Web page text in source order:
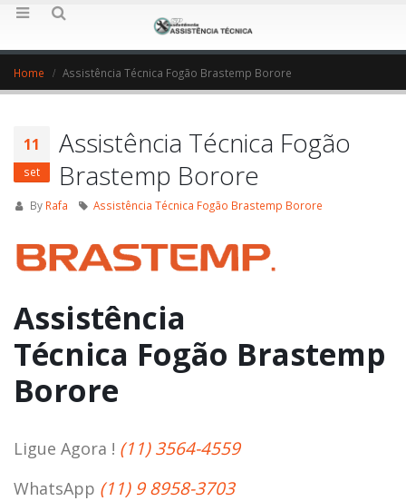
Home Assistência Técnica Fogão Brastemp Borore
11
set
Assistência Técnica Fogão
Brastemp Borore
By Rafa Assistência Técnica Fogão Brastemp Borore
Assistência
Técnica Fogão Brastemp
Borore
Ligue Agora ! (11) 3564-4559
WhatsApp (11) 9 8958-3703